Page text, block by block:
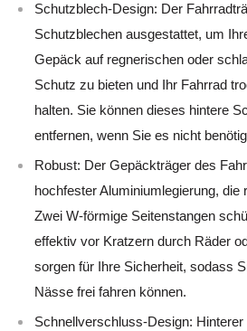
Schutzblech-Design: Der
Schutzblechen ausgestattet, um
Gepäck auf regnerischen oder
Schutz zu bieten und Ihr Fahrrad
halten. Sie können dieses hintere
entfernen, wenn Sie es nicht
Robust: Der Gepäckträger des
hochfester Aluminiumlegierung, die
Zwei W-förmige Seitenstangen
effektiv vor Kratzern durch Räder
sorgen für Ihre Sicherheit, sodass
Nässe frei fahren können.
Schnellverschluss-Design: